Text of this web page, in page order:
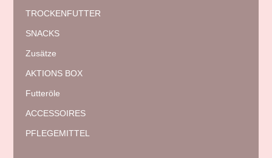
TROCKENFUTTER
SNACKS
Zusätze
AKTIONS BOX
Futteröle
ACCESSOIRES
PFLEGEMITTEL